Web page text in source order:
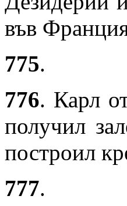
във
775.
776. Карл
получил
построил
777.